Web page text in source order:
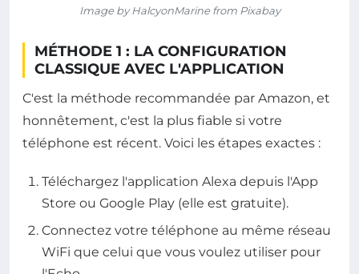
Image by HalcyonMarine from Pixabay
MÉTHODE 1 : LA CONFIGURATION
CLASSIQUE AVEC L'APPLICATION
C'est la méthode recommandée par Amazon, et
honnêtement, c'est la plus fiable si votre
téléphone est récent. Voici les étapes exactes :
Téléchargez l'application Alexa depuis l'App
Store ou Google Play (elle est gratuite).
Connectez votre téléphone au même réseau
WiFi que celui que vous voulez utiliser pour